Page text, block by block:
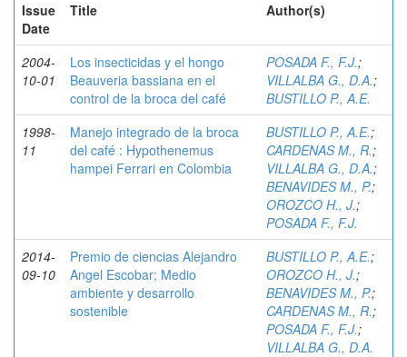
Issue
Date
Title Author(s)
2004-
10-01
Los insecticidas y el hongo
Beauveria bassiana en el
control de la broca del café
POSADA F., F.J.;
VILLALBA G., D.A.;
BUSTILLO P., A.E.
1998-
11
Manejo integrado de la broca
del café : Hypothenemus
hampei Ferrari en Colombia
BUSTILLO P., A.E.;
CARDENAS M., R.;
VILLALBA G., D.A.;
BENAVIDES M., P.;
OROZCO H., J.;
POSADA F., F.J.
2014-
09-10
Premio de ciencias Alejandro
Angel Escobar; Medio
ambiente y desarrollo
sostenible
BUSTILLO P., A.E.;
OROZCO H., J.;
BENAVIDES M., P.;
CARDENAS M., R.;
POSADA F., F.J.;
VILLALBA G., D.A.